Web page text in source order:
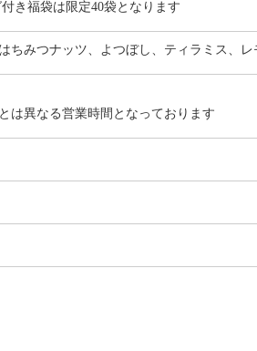
き福袋は限定40袋となります
ちみつナッツ、よつぼし、ティラミス、
は異なる営業時間となっております